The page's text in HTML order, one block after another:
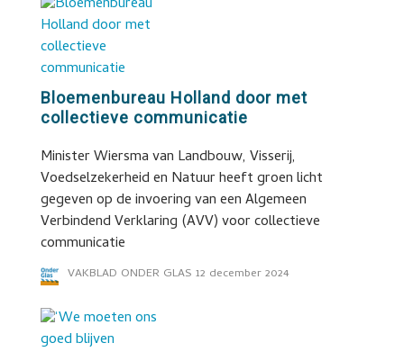
Bloemenbureau Holland door met
collectieve communicatie
Minister Wiersma van Landbouw, Visserij,
Voedselzekerheid en Natuur heeft groen licht
gegeven op de invoering van een Algemeen
Verbindend Verklaring (AVV) voor collectieve
communicatie
VAKBLAD ONDER GLAS 12 december 2024